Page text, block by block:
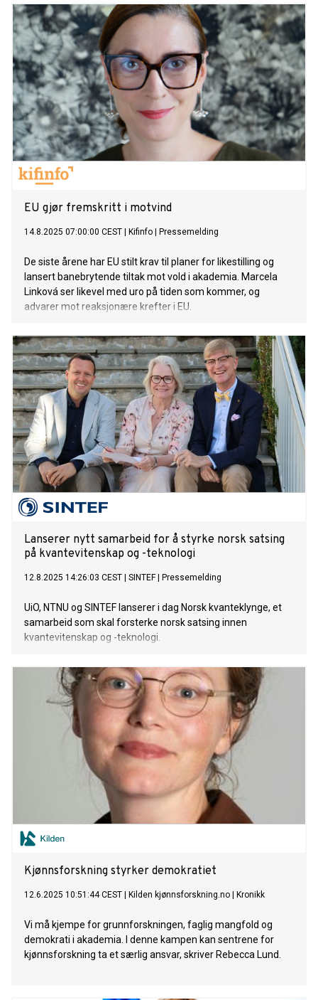
EU gjør fremskritt i motvind
14.8.2025 07:00:00 CEST Kifinfo Pressemelding
De siste årene har EU stilt krav til planer for likestilling og
lansert banebrytende tiltak mot vold i akademia. Marcela
Linková ser likevel med uro på tiden som kommer, og
advarer mot reaksjonære krefter i EU.
Lanserer nytt samarbeid for å styrke norsk satsing
på kvantevitenskap og -teknologi
12.8.2025 14:26:03 CEST SINTEF| Pressemelding
UiO, NTNU og SINTEF lanserer i dag Norsk kvanteklynge, et
samarbeid som skal forsterke norsk satsing innen
kvantevitenskap og -teknologi.
Kjønnsforskning styrker demokratiet
12.6.2025 10:51:44 CEST Kilden kjønnsforskning.no Kronikk
Vi må kjempe for grunnforskningen, faglig mangfold og
demokrati i akademia. I denne kampen kan sentrene for
kjønnsforskning ta et særlig ansvar, skriver Rebecca Lund.